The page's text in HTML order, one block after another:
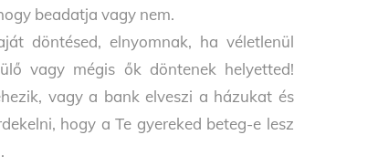
beadatja vagy nem.
döntésed, elnyomnak, ha véletlenül
vagy mégis ők döntenek helyetted!
vagy a bank elveszi a házukat és
hogy a Te gyereked beteg-e lesz